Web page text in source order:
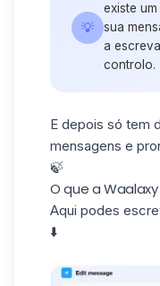
💡
existe
sua
a
controlo.
E depois só tem
mensagens e
🍃
O que a
Aqui podes
⬇️